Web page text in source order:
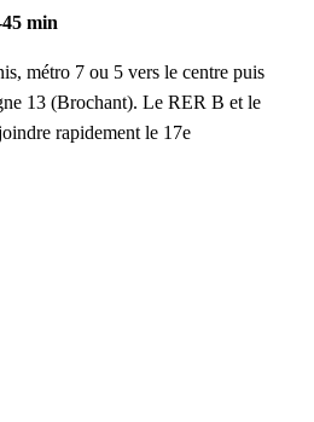
min
métro 7 ou 5 vers le centre puis
13 (Brochant). Le RER B et le
rapidement le 17e